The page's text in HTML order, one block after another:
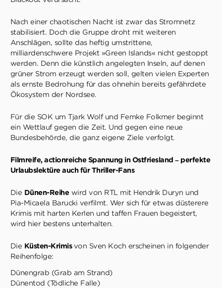
Nach einer chaotischen Nacht ist zwar das Stromnetz
stabilisiert. Doch die Gruppe droht mit weiteren
Anschlägen, sollte das heftig umstrittene,
milliardenschwere Projekt »Green Islands« nicht gestoppt
werden. Denn die künstlich angelegten Inseln, auf denen
grüner Strom erzeugt werden soll, gelten vielen Experten
als ernste Bedrohung für das ohnehin bereits gefährdete
Ökosystem der Nordsee.
Für die SOK um Tjark Wolf und Femke Folkmer beginnt
ein Wettlauf gegen die Zeit. Und gegen eine neue
Bundesbehörde, die ganz eigene Ziele verfolgt.
Filmreife, actionreiche Spannung in Ostfriesland – perfekte
Urlaubslektüre auch für Thriller-Fans
Die Dünen-Reihewird von RTL mit Hendrik Duryn und
Pia-Micaela Barucki verfilmt. Wer sich für etwas düsterere
Krimis mit harten Kerlen und taffen Frauen begeistert,
wird hier bestens unterhalten.
Die Küsten-Krimisvon Sven Koch erscheinen in folgender
Reihenfolge:
Dünengrab (Grab am Strand)
Dünentod (Tödliche Falle)